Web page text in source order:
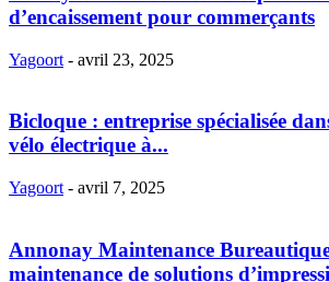
d’encaissement pour commerçants
Yagoort - avril 23, 2025
Bicloque : entreprise spécialisée
vélo électrique à...
Yagoort - avril 7, 2025
Annonay Maintenance
maintenance de solutions